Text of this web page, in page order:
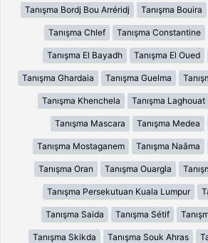
Tanışma Bordj Bou Arréridj Tanışma Bouira
Tanışma Chlef Tanışma Constantine
Tanışma El Bayadh Tanışma El Oued
Tanışma Ghardaia Tanışma Guelma
Tanışma Khenchela Tanışma Laghouat
Tanışma Mascara Tanışma Medea
Tanışma Mostaganem Tanışma Naâma
Tanışma Oran Tanışma Ouargla
Tanışma Persekutuan Kuala Lumpur
Tanışma Saida Tanışma Sétif
Tanışma Skikda Tanışma Souk Ahras